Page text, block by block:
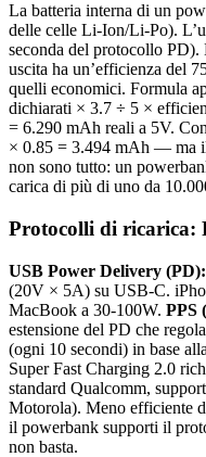
La batteria interna di un
delle celle Li-Ion/Li-Po).
seconda del protocollo
uscita ha un’efficienza del
quelli economici. Formula
dichiarati × 3.7 ÷ 5 ×
= 6.290 mAh reali a 5V.
× 0.85 = 3.494 mAh — ma
non sono tutto: un
carica di più di uno da
Protocolli di ricarica:
USB Power Delivery (PD):
(20V × 5A) su USB-C.
MacBook a 30-100W. PPS
estensione del PD che
(ogni 10 secondi) in base
Super Fast Charging 2.0
standard Qualcomm,
Motorola). Meno efficiente
il powerbank supporti il
non basta.